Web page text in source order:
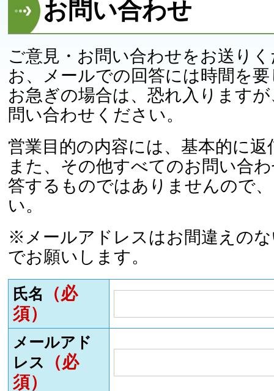
お問い合わせ
ご意見・お問い合わせをお送り
お、メールでの回答には時間を
お急ぎの場合は、恐れ入ります
問い合わせください。
営業目的の内容には、基本的に
また、その他すべてのお問い合
答するものではありませんので
い。
※メールアドレスはお間違えの
でお願いします。
氏名
（必
須）
メールアド
レス
（必
須）